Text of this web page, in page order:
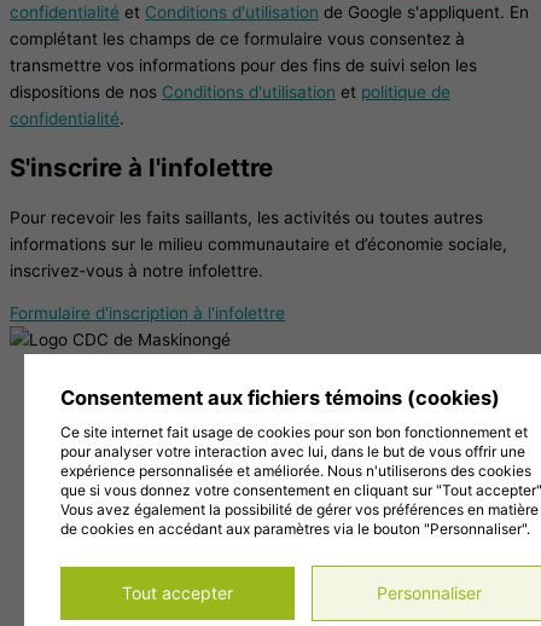
confidentialité et Conditions d'utilisation de Google s'appliquent. En
complétant les champs de ce formulaire vous consentez à
transmettre vos informations pour des fins de suivi selon les
dispositions de nos Conditions d'utilisation et politique de
confidentialité.
S'inscrire à l'infolettre
Pour recevoir les faits saillants, les activités ou toutes autres
informations sur le milieu communautaire et d’économie sociale,
inscrivez-vous à notre infolettre.
Formulaire d'inscription à l'infolettre
J5V 2J7
819 228-1096
info@cdc-maski.qc.ca
Suivez-nous sur Facebook!
Abonnez-vous à notre compte Instagram!
Abonnez-vous à notre chaîne YouTube!
Gérer mes témoins (cookies)
Consentement aux fichiers témoins (cookies)
Ce site internet fait usage de cookies pour son bon fonctionnement et
pour analyser votre interaction avec lui, dans le but de vous offrir une
expérience personnalisée et améliorée. Nous n'utiliserons des cookies
que si vous donnez votre consentement en cliquant sur "Tout
Vous avez également la possibilité de gérer vos préférences en matière
de cookies en accédant aux paramètres via le bouton "Personnaliser".
Tout accepter Personnaliser